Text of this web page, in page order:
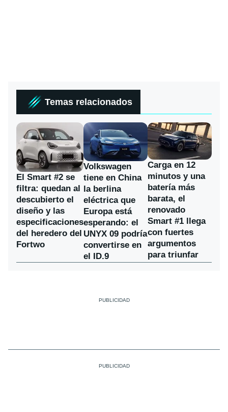
Temas relacionados
El Smart #2 se
filtra: quedan al
descubierto el
diseño y las
especificaciones
del heredero del
Fortwo
Volkswagen
tiene en China
la berlina
eléctrica que
Europa está
esperando: el
UNYX 09 podría
convertirse en
el ID.9
Carga en 12
minutos y una
batería más
barata, el
renovado
Smart #1 llega
con fuertes
argumentos
para triunfar